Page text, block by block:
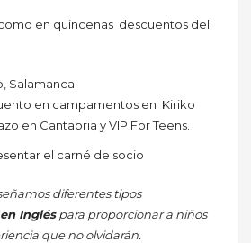
en quincenas descuentos del
Salamanca.
en campamentos en Kiriko
en Cantabria y VIP For Teens.
el carné de socio
diferentes tipos
Ingléspara proporcionar a niños
que no olvidarán.